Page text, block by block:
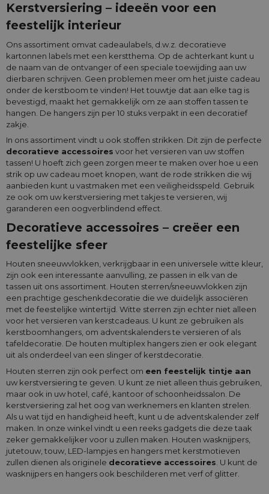
Kerstversiering – ideeën voor een
feestelijk interieur
Ons assortiment omvat cadeaulabels, d.w.z. decoratieve
kartonnen labels met een kerstthema. Op de achterkant kunt u
de naam van de ontvanger of een speciale toewijding aan uw
dierbaren schrijven. Geen problemen meer om het juiste cadeau
onder de kerstboom te vinden! Het touwtje dat aan elke tag is
bevestigd, maakt het gemakkelijk om ze aan stoffen tassen te
hangen. De hangers zijn per 10 stuks verpakt in een decoratief
zakje.
In ons assortiment vindt u ook stoffen strikken. Dit zijn de perfecte
decoratieve accessoires voor het versieren van uw stoffen
tassen! U hoeft zich geen zorgen meer te maken over hoe u een
strik op uw cadeau moet knopen, want de rode strikken die wij
aanbieden kunt u vastmaken met een veiligheidsspeld. Gebruik
ze ook om uw kerstversiering met takjes te versieren, wij
garanderen een oogverblindend effect.
Decoratieve accessoires – creëer een
feestelijke sfeer
Houten sneeuwvlokken, verkrijgbaar in een universele witte kleur,
zijn ook een interessante aanvulling, ze passen in elk van de
tassen uit ons assortiment. Houten sterren/sneeuwvlokken zijn
een prachtige geschenkdecoratie die we duidelijk associëren
met de feestelijke wintertijd. Witte sterren zijn echter niet alleen
voor het versieren van kerstcadeaus. U kunt ze gebruiken als
kerstboomhangers, om adventskalenders te versieren of als
tafeldecoratie. De houten multiplex hangers zien er ook elegant
uit als onderdeel van een slinger of kerstdecoratie.
Houten sterren zijn ook perfect om een feestelijk tintje aan
uw kerstversiering te geven. U kunt ze niet alleen thuis gebruiken,
maar ook in uw hotel, café, kantoor of schoonheidssalon. De
kerstversiering zal het oog van werknemers en klanten strelen.
Als u wat tijd en handigheid heeft, kunt u de adventskalender zelf
maken. In onze winkel vindt u een reeks gadgets die deze taak
zeker gemakkelijker voor u zullen maken. Houten wasknijpers,
jutetouw, touw, LED-lampjes en hangers met kerstmotieven
zullen dienen als originele decoratieve accessoires . U kunt de
wasknijpers en hangers ook beschilderen met verf of glitter.